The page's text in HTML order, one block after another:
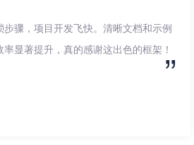
骤，项目开发飞快。清晰文档和示例
显著提升，真的感谢这出色的框架！